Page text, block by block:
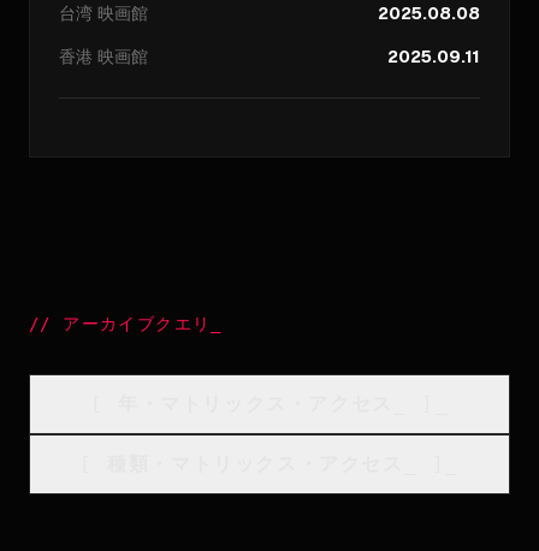
台湾 映画館
2025.08.08
香港 映画館 2025.09.11
// アーカイブクエリ